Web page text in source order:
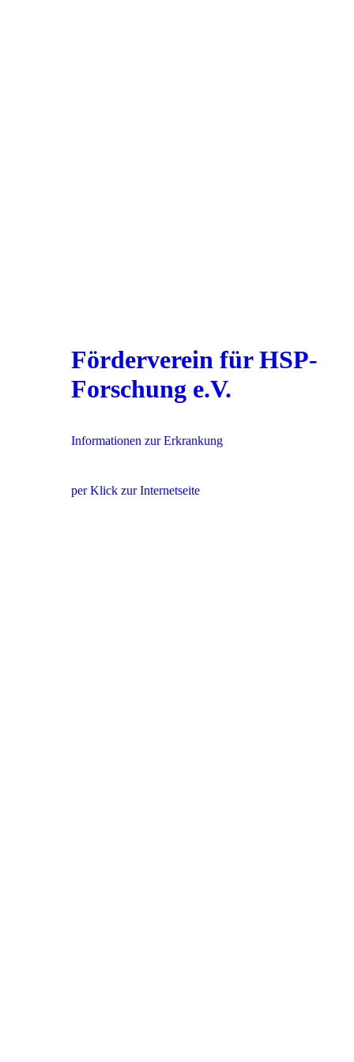
Förderverein für HSP-
Forschung e.V.
Informationen zur Erkrankung
per Klick zur Internetseite